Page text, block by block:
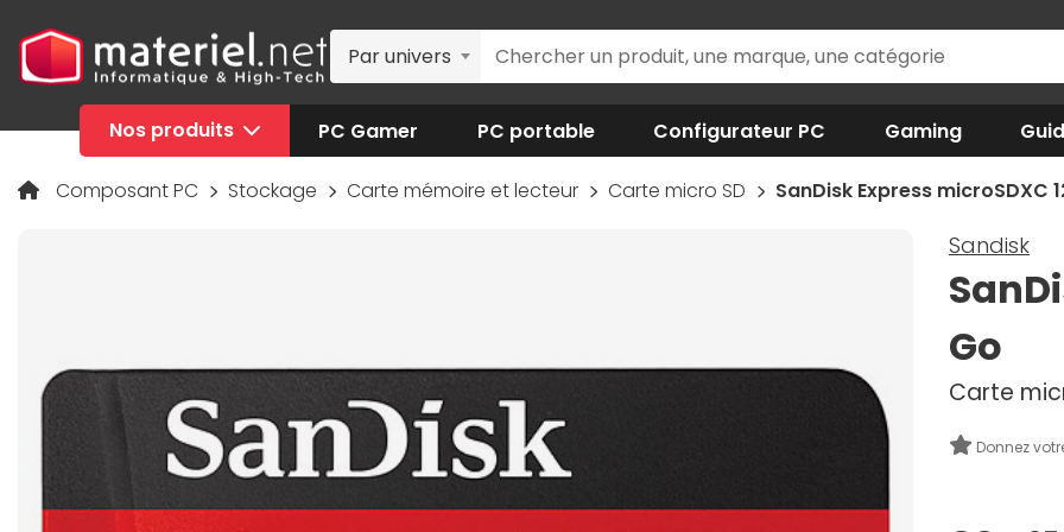
Par univers
Nos produits PC Gamer PC portable Configurateur PC Gaming
Composant PC Stockage Carte mémoire et lecteur Carte micro SD SanDisk Express microSDXC
Sandisk
Go
Carte
Donnez